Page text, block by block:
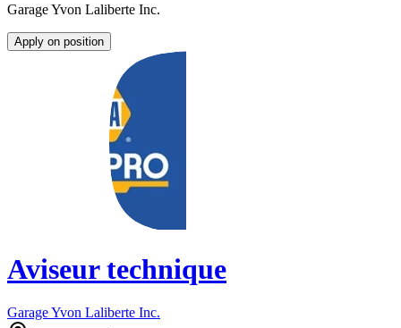
Garage Yvon Laliberte Inc.
Apply on position
Aviseur technique
Garage Yvon Laliberte Inc.